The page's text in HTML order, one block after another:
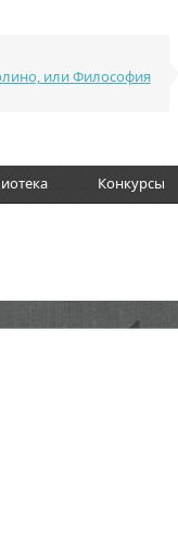
или Философия
Конкурсы